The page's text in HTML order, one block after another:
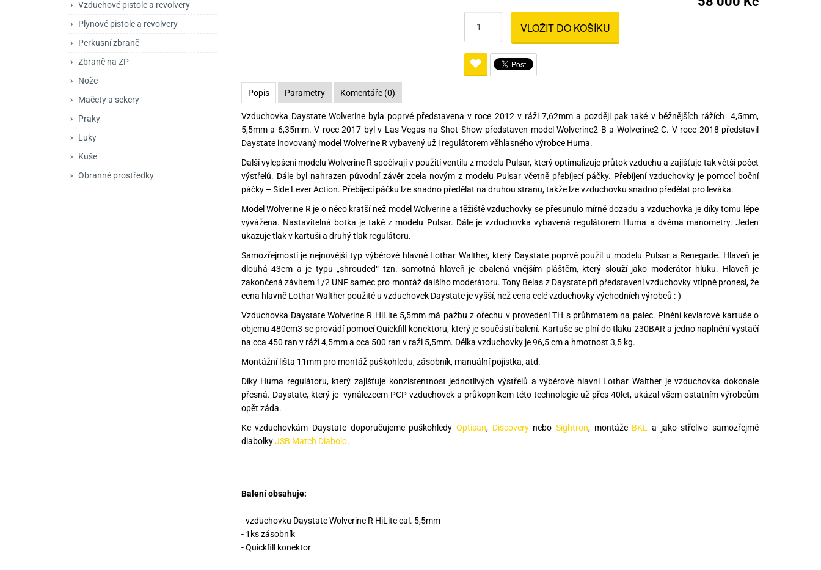
Brokovnice samonabíjecí
Pistole samonabíjecí
Mačety a sekery
Luky
Obranné prostředky Obranné spreje
Pistolové a revolverové náboje
Malorážkové náboje
Ochranné prostředky
Rowan Engineering
Bipody, stolice a vaky
Pro perkusní zbraně
Svítilny
Vzduchové pistole a revolvery
Plynové pistole a revolvery
Perkusní zbraně
Zbraně na ZP
Nože
Mačety a sekery
Praky
Luky
Kuše
Obranné prostředky
VLOŽIT DO KOŠÍKU
Popis Parametry Komentáře (0)
Vzduchovka Daystate Wolverine byla poprvé představena v roce 2012 v ráži 7,62mm a později pak také v běžnějších rážích 4,5mm,
5,5mm a 6,35mm. V roce 2017 byl v Las Vegas na Shot Show představen model Wolverine2 B a Wolverine2 C. V roce 2018 představil
Daystate inovovaný model Wolverine R vybavený už i regulátorem věhlasného výrobce Huma.
Další vylepšení modelu Wolverine R spočívají v použití ventilu z modelu Pulsar, který optimalizuje průtok vzduchu a zajišťuje tak větší počet
výstřelů. Dále byl nahrazen původní závěr zcela novým z modelu Pulsar včetně přebíjecí páčky. Přebíjení vzduchovky je pomocí boční
páčky – Side Lever Action. Přebíjecí páčku lze snadno předělat na druhou stranu, takže lze vzduchovku snadno předělat pro leváka.
Model Wolverine R je o něco kratší než model Wolverine a těžiště vzduchovky se přesunulo mírně dozadu a vzduchovka je díky tomu lépe
vyvážena. Nastavitelná botka je také z modelu Pulsar. Dále je vzduchovka vybavená regulátorem Huma a dvěma manometry. Jeden
ukazuje tlak v kartuši a druhý tlak regulátoru.
Samozřejmostí je nejnovější typ výběrové hlavně Lothar Walther, který Daystate poprvé použil u modelu Pulsar a Renegade. Hlaveň je
dlouhá 43cm a je typu „shrouded“ tzn. samotná hlaveň je obalená vnějším pláštěm, který slouží jako moderátor hluku. Hlaveň je
zakončená závitem 1/2 UNF samec pro montáž dalšího moderátoru. Tony Belas z Daystate při představení vzduchovky vtipně pronesl, že
cena hlavně Lothar Walther použité u vzduchovek Daystate je vyšší, než cena celé vzduchovky východních výrobců :-)
Vzduchovka Daystate Wolverine R HiLite 5,5mm má pažbu z ořechu v provedení TH s průhmatem na palec. Plnění kevlarové kartuše o
objemu 480cm3 se provádí pomocí Quickfill konektoru, který je součástí balení. Kartuše se plní do tlaku 230BAR a jedno naplnění vystačí
na cca 450 ran v ráži 4,5mm a cca 500 ran v raži 5,5mm. Délka vzduchovky je 96,5 cm a hmotnost 3,5 kg.
Montážní lišta 11mm pro montáž puškohledu, zásobník, manuální pojistka, atd.
Díky Huma regulátoru, který zajišťuje konzistentnost jednotlivých výstřelů a výběrové hlavni Lothar Walther je vzduchovka dokonale
přesná. Daystate, který je vynálezcem PCP vzduchovek a průkopníkem této technologie už přes 40let, ukázal všem ostatním výrobcům
opět záda.
Ke vzduchovkám Daystate doporučujeme puškohledy Optisan, Discoverynebo Sightron, montáže BKL
a jako střelivo samozřejmě
diabolkyJSB Match Diabolo.
Balení obsahuje:
- vzduchovku Daystate Wolverine R HiLite cal. 5,5mm
- 1ks zásobník
- Quickfill konektor